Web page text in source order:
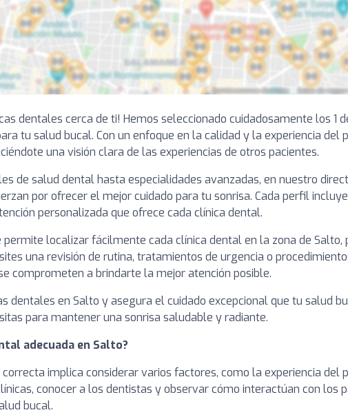
dentales cerca de ti! Hemos seleccionado cuidadosamente los
tu salud bucal. Con un enfoque en la calidad y la experiencia del
una visión clara de las experiencias de otros pacientes.
de salud dental hasta especialidades avanzadas, en nuestro
por ofrecer el mejor cuidado para tu sonrisa. Cada perfil
personalizada que ofrece cada clínica dental.
localizar fácilmente cada clínica dental en la zona de
una revisión de rutina, tratamientos de urgencia o
comprometen a brindarte la mejor atención posible.
dentales en Salto y asegura el cuidado excepcional que tu salud
para mantener una sonrisa saludable y radiante.
adecuada en Salto?
implica considerar varios factores, como la experiencia
conocer a los dentistas y observar cómo interactúan con los
bucal.